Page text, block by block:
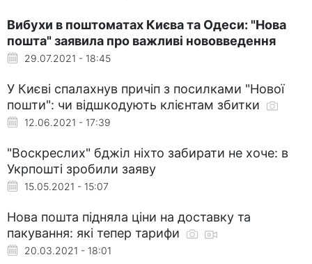
Вибухи в поштоматах Києва та Одеси: "Нова
пошта" заявила про важливі нововведення
29.07.2021 - 18:45
У Києві спалахнув причіп з посилками "Нової
пошти": чи відшкодують клієнтам збитки
12.06.2021 - 17:39
"Воскреслих" бджіл ніхто забирати не хоче: в
Укрпошті зробили заяву
15.05.2021 - 15:07
Нова пошта підняла ціни на доставку та
пакування: які тепер тарифи
20.03.2021 - 18:01